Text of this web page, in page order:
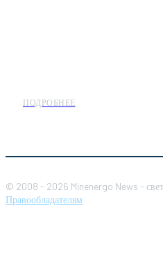
ПОДРОБНЕЕ
© 2008 - 2026 Minenergo News -
Правообладателям